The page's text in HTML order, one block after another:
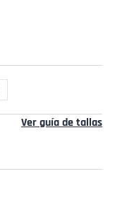
Ver guía de tallas